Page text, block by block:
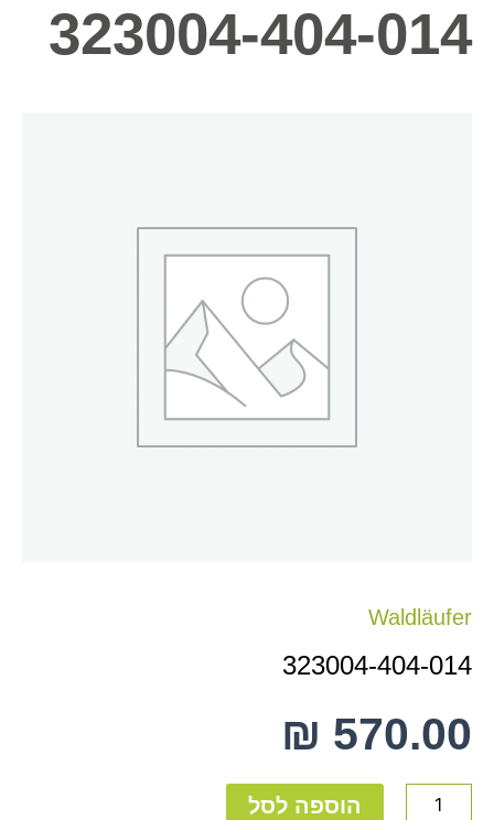
323004-404-014
Waldläufer
323004-404-014
₪ 570.00
הוספה לסל